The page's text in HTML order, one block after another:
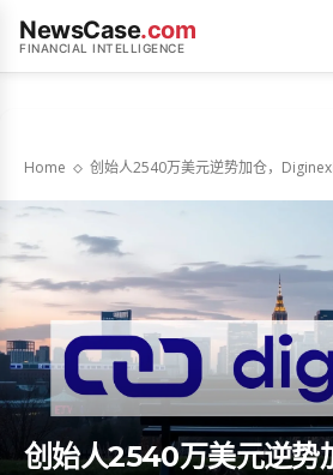
NewsCase.com
FINANCIAL INTELLIGENCE
Home 创始人2540万美元逆势加仓，
创始人2540万美元逆